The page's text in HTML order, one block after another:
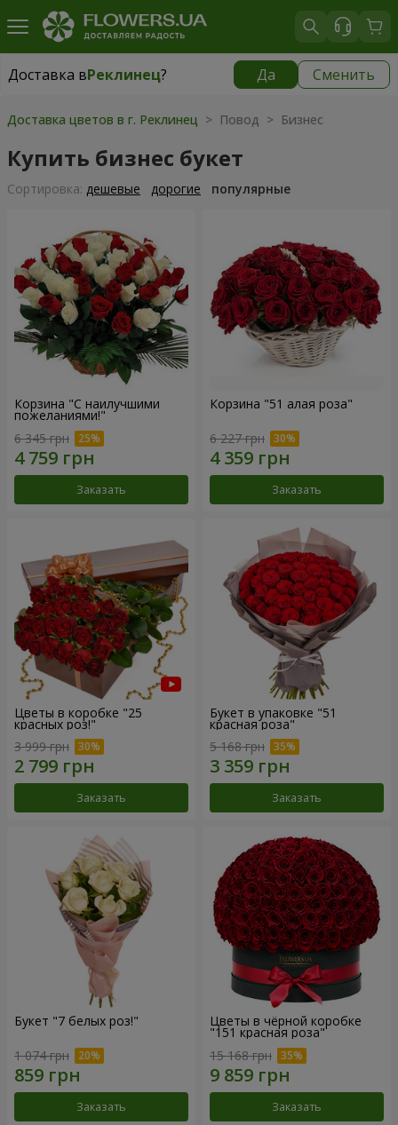
Доставка вРеклинец? Да Сменить
Доставка вРеклинец|
Доставка цветов в г. Реклинец > Повод > Бизнес
Купить бизнес букет
Cортировка: дешевые дорогие популярные
Корзина "С наилучшими
пожеланиями!"
6 345 грн
Заказать
Корзина "51 алая роза"
6 227 грн
Заказать
Цветы в коробке "25
красных роз!"
3 999 грн
Заказать
Букет в упаковке "51
красная роза"
5 168 грн
Заказать
Букет "7 белых роз!"
1 074 грн
Заказать
Цветы в чёрной коробке
"151 красная роза"
15 168 грн
Заказать